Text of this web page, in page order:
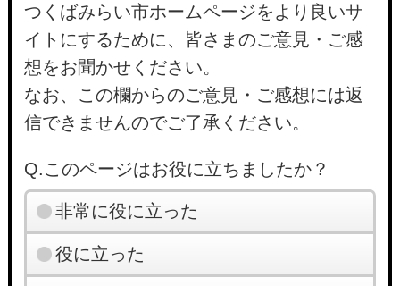
つくばみらい市ホームページをより良いサ
イトにするために、皆さまのご意見・ご感
想をお聞かせください。
なお、この欄からのご意見・ご感想には返
信できませんのでご了承ください。
Q.このページはお役に立ちましたか？
非常に役に立った
役に立った